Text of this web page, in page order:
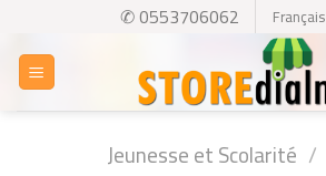
content
✆ 0553706062 Français
Jeunesse et Scolarité /